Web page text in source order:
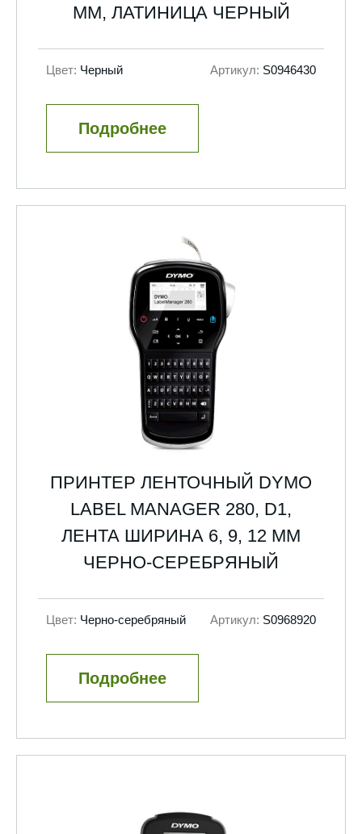
ММ, ЛАТИНИЦА ЧЕРНЫЙ
Цвет: Черный Артикул: S0946430
Подробнее
ПРИНТЕР ЛЕНТОЧНЫЙ DYMO
LABEL MANAGER 280, D1,
ЛЕНТА ШИРИНА 6, 9, 12 ММ
ЧЕРНО-СЕРЕБРЯНЫЙ
Цвет: Черно-серебряный Артикул: S0968920
Подробнее